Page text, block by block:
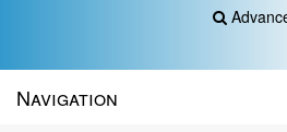
Navigation